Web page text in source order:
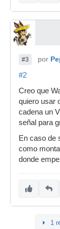
#3 por
#2
Creo que
quiero usar
cadena un
señal para
En caso de
como
donde
1